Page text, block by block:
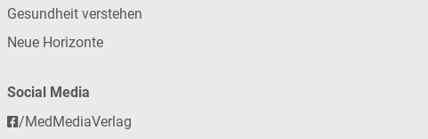
Gesundheit verstehen
Neue Horizonte
Social Media
/MedMediaVerlag